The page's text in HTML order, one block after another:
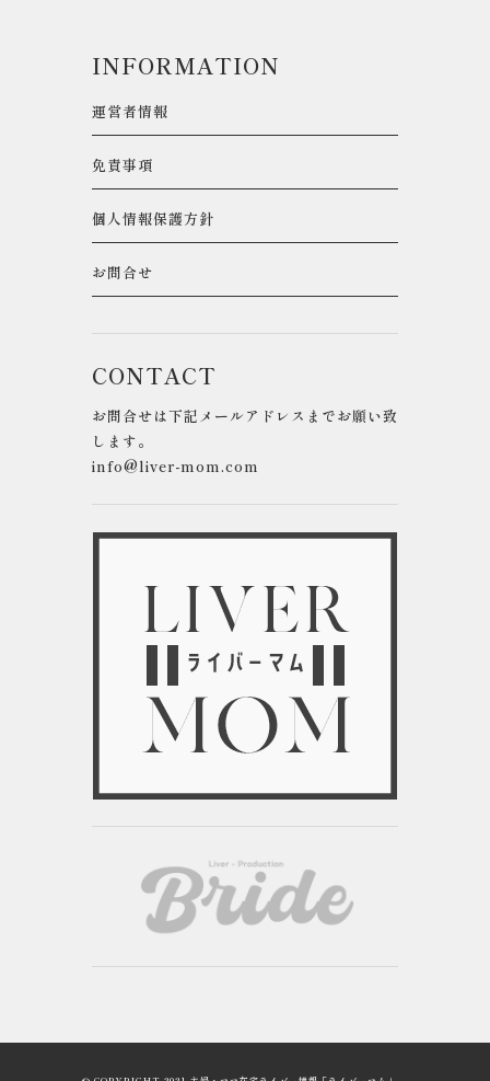
INFORMATION
運営者情報
免責事項
個人情報保護方針
お問合せ
CONTACT
お問合せは下記メールアドレスまでお願い致
します。
info@liver-mom.com